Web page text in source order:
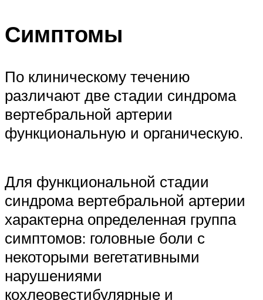
Симптомы
По клиническому течению
различают две стадии синдрома
вертебральной артерии
функциональную и органическую.
Для функциональной стадии
синдрома вертебральной артерии
характерна определенная группа
симптомов: головные боли с
некоторыми вегетативными
нарушениями
кохлеовестибулярные и